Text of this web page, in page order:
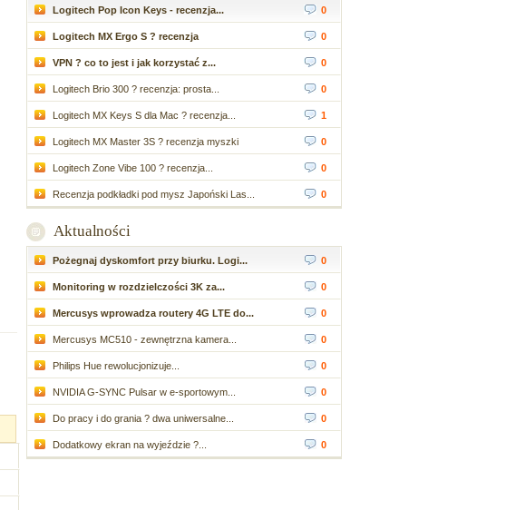
Logitech Pop Icon Keys - recenzja... 0
Logitech MX Ergo S ? recenzja 0
VPN ? co to jest i jak korzystać z... 0
Logitech Brio 300 ? recenzja: prosta... 0
Logitech MX Keys S dla Mac ? recenzja... 1
Logitech MX Master 3S ? recenzja myszki 0
Logitech Zone Vibe 100 ? recenzja... 0
Recenzja podkładki pod mysz Japoński Las... 0
Aktualności
Pożegnaj dyskomfort przy biurku. Logi... 0
Monitoring w rozdzielczości 3K za... 0
Mercusys wprowadza routery 4G LTE do... 0
Mercusys MC510 - zewnętrzna kamera... 0
Philips Hue rewolucjonizuje... 0
NVIDIA G-SYNC Pulsar w e-sportowym... 0
Do pracy i do grania ? dwa uniwersalne... 0
Dodatkowy ekran na wyjeździe ?... 0